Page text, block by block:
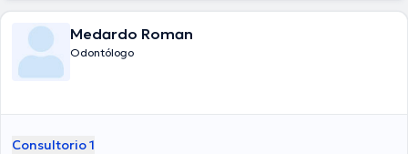
Medardo Roman
Odontólogo
Consultorio 1